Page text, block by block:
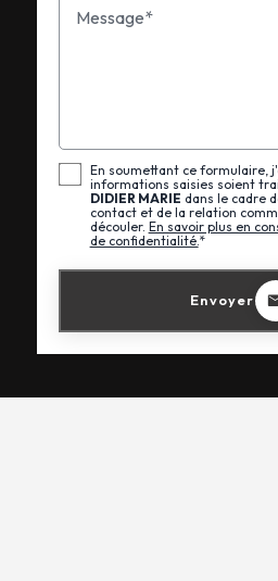
Message*
En soumettant ce formulaire,
informations saisies soient
DIDIER MARIE dans le cadre
contact et de la relation
découler. En savoir plus en
de confidentialité. *
Envoyer